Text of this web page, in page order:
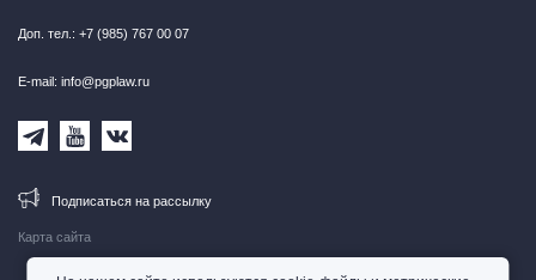
Карта сайта
Доп. тел.: +7 (985) 767 00 07
E-mail: info@pgplaw.ru
Подписаться на рассылку